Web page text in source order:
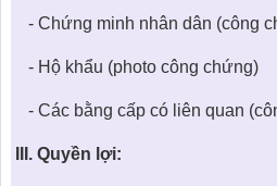
- Chứng minh nhân dân (công
- Hộ khẩu (photo công chứng)
- Các bằng cấp có liên quan
III. Quyền lợi: